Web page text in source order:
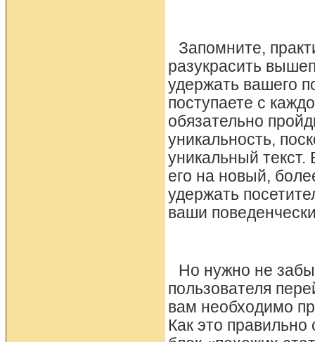
Запомните,
разукрасить
удержать вашего
поступаете с
обязательно
уникальность,
уникальный текст.
его на новый,
удержать
ваши
Но нужно не
пользователя
вам необходимо
Как это